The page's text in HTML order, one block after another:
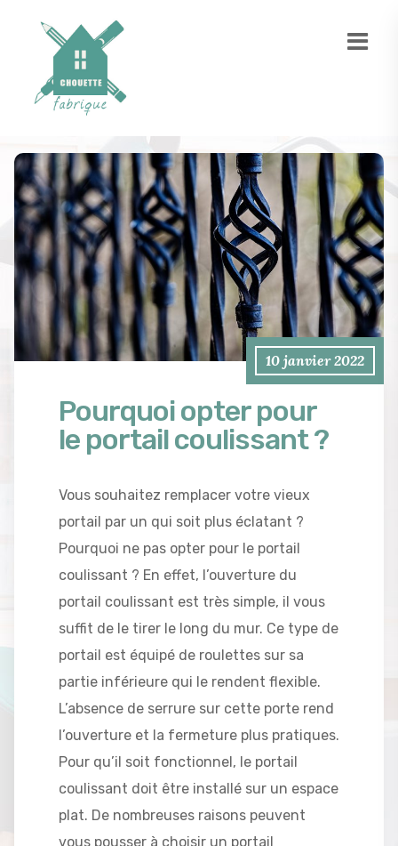
10 janvier 2022
Pourquoi opter pour
le portail coulissant ?
Vous souhaitez remplacer votre vieux
portail par un qui soit plus éclatant ?
Pourquoi ne pas opter pour le portail
coulissant ? En effet, l’ouverture du
portail coulissant est très simple, il vous
suffit de le tirer le long du mur. Ce type de
portail est équipé de roulettes sur sa
partie inférieure qui le rendent flexible.
L’absence de serrure sur cette porte rend
l’ouverture et la fermeture plus pratiques.
Pour qu’il soit fonctionnel, le portail
coulissant doit être installé sur un espace
plat. De nombreuses raisons peuvent
vous pousser à choisir un portail